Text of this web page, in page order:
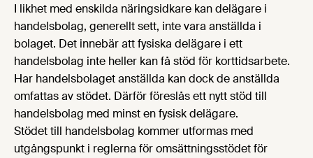
I likhet med enskilda näringsidkare kan delägare i
handelsbolag, generellt sett, inte vara anställda i
bolaget. Det innebär att fysiska delägare i ett
handelsbolag inte heller kan få stöd för korttidsarbete.
Har handelsbolaget anställda kan dock de anställda
omfattas av stödet. Därför föreslås ett nytt stöd till
handelsbolag med minst en fysisk delägare.
Stödet till handelsbolag kommer utformas med
utgångspunkt i reglerna för omsättningsstödet för